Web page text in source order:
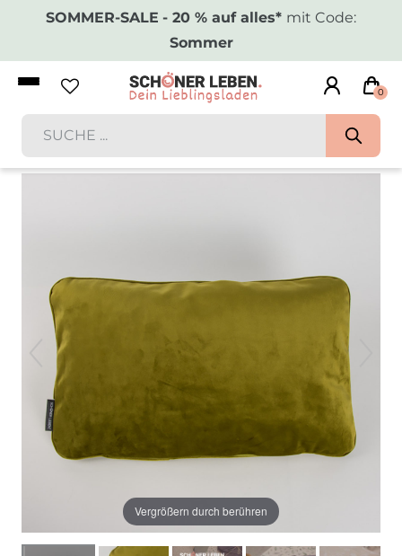
SOMMER-SALE - 20 % auf alles* mit Code:
Sommer
0
Vergrößern durch berühren